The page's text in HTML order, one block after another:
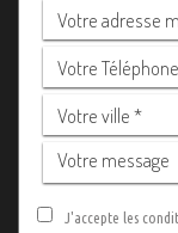
J'accepte les